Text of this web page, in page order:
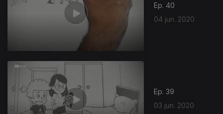
Ep. 40
04 jun. 2020
Ep. 39
03 jun. 2020